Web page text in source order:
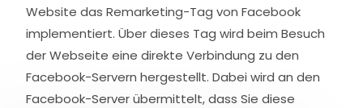
Website das Remarketing-Tag von Facebook
implementiert. Über dieses Tag wird beim Besuch
der Webseite eine direkte Verbindung zu den
Facebook-Servern hergestellt. Dabei wird an den
Facebook-Server übermittelt, dass Sie diese